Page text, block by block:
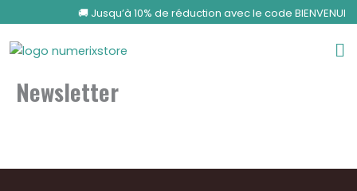
au
contenu
🚚 Jusqu’à 10% de réduction avec le code
Newsletter